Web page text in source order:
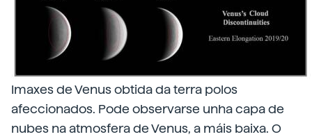
Imaxes de Venus obtida da terra polos
afeccionados. Pode observarse unha capa de
nubes na atmosfera de Venus, a máis baixa. O